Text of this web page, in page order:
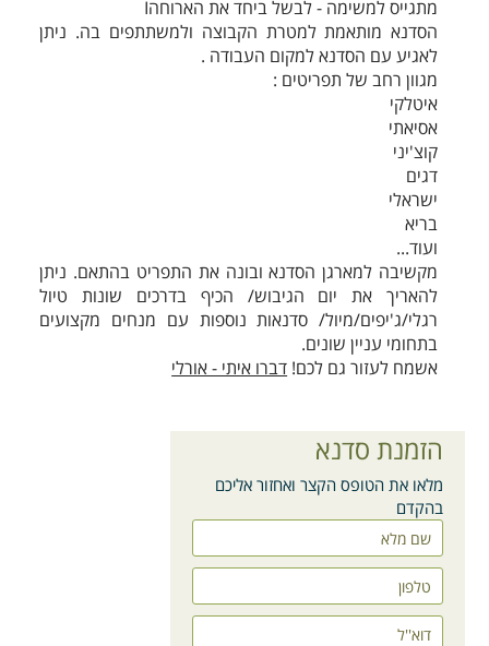
מתגייס למשימה - לבשל ביחד את הארוחהI
הסדנא מותאמת למטרת הקבוצה ולמשתתפים בה. ניתן
לאגיע עם הסדנא למקום העבודה .
מגוון רחב של תפריטים :
איטלקי
אסיאתי
קוצ'יני
דגים
ישראלי
בריא
ועוד...
מקשיבה למארגן הסדנא ובונה את התפריט בהתאם. ניתן
להאריך את יום הגיבוש/ הכיף בדרכים שונות טיול
רגלי/ג'יפים/מיול/ סדנאות נוספות עם מנחים מקצועים
בתחומי עניין שונים.
אשמח לעזור גם לכם! דברו איתי - אורלי
הזמנת סדנא
מלאו את הטופס הקצר ואחזור אליכם
בהקדם